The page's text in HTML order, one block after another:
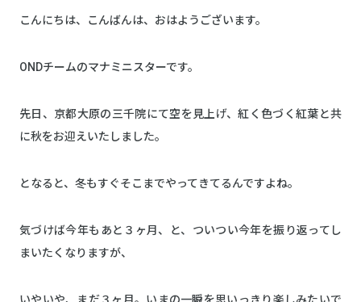
こんにちは、こんばんは、おはようございます。
ONDチームのマナミニスターです。
先日、京都大原の三千院にて空を見上げ、紅く色づく紅葉と共
に秋をお迎えいたしました。
となると、冬もすぐそこまでやってきてるんですよね。
気づけば今年もあと３ヶ月、と、ついつい今年を振り返ってし
まいたくなりますが、